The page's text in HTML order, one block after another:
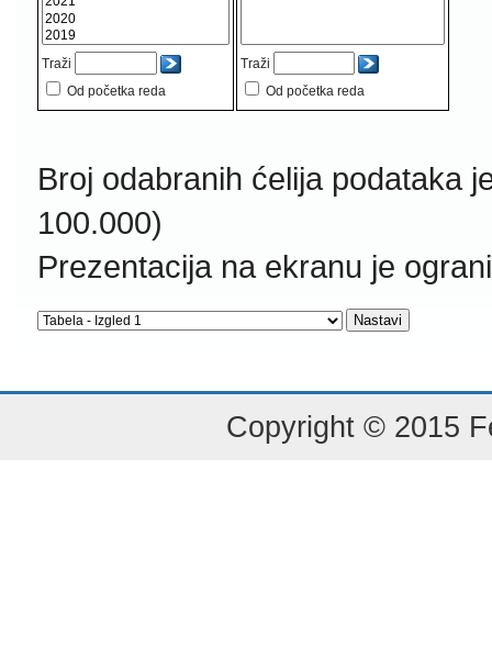
Traži
Od početka reda
Traži
Od početka reda
Broj odabranih ćelija podataka
100.000)
Prezentacija na ekranu je
Copyright © 2015